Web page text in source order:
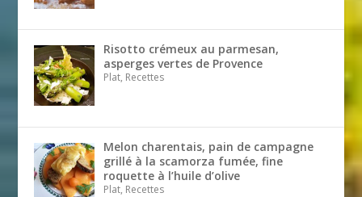
Risotto crémeux au parmesan,
asperges vertes de Provence
Plat, Recettes
Melon charentais, pain de campagne
grillé à la scamorza fumée, fine
roquette à l’huile d’olive
Plat, Recettes